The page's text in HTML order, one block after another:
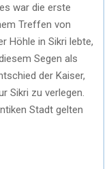
war die erste
Treffen von
Höhle in Sikri lebte,
Segen als
der Kaiser,
Sikri zu verlegen.
Stadt gelten